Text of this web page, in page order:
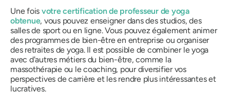
Une fois votre certification de professeur de yoga
obtenue, vous pouvez enseigner dans des studios, des
salles de sport ou en ligne. Vous pouvez également animer
des programmes de bien-être en entreprise ou organiser
des retraites de yoga. Il est possible de combiner le yoga
avec d'autres métiers du bien-être, comme la
massothérapie ou le coaching, pour diversifier vos
perspectives de carrière et les rendre plus intéressantes et
lucratives.